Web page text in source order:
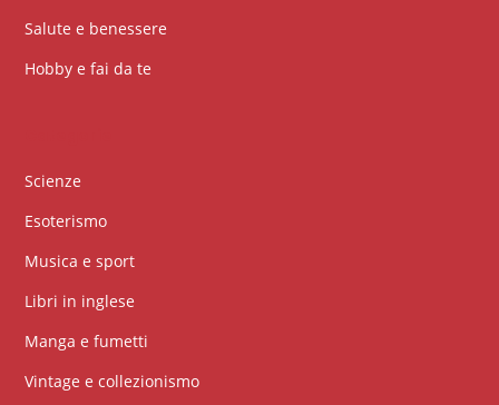
Salute e benessere
Hobby e fai da te
Scienze
Esoterismo
Musica e sport
Libri in inglese
Manga e fumetti
Vintage e collezionismo